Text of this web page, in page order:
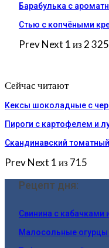
Барабулька с
Стью с копчёными
PrevNext 1 из 2 325
Сейчас читают
Кексы шоколадные с
Пироги c картофелем и
Скандинавский
PrevNext 1 из 715
Рецепт дня:
Свинина с
Малосольные огурцы